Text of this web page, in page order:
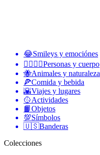
😂Smileys y emociónes
👩‍❤️‍💋‍👨Personas y cuerpo
🐝Animales y naturaleza
🍕Comida y bebida
🌇Viajes y lugares
🥎Actividades
📙Objetos
💯Símbolos
🇺🇸Banderas
Colecciones